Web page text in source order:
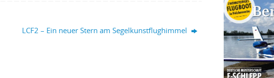
LCF2 – Ein neuer Stern am Segelkunstflughimmel